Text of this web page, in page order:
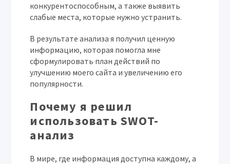
конкурентоспособным, а также выявить
слабые места, которые нужно устранить.
В результате анализа я получил ценную
информацию, которая помогла мне
сформулировать план действий по
улучшению моего сайта и увеличению его
популярности.
Почему я решил
использовать SWOT-
анализ
В мире, где информация доступна каждому, а